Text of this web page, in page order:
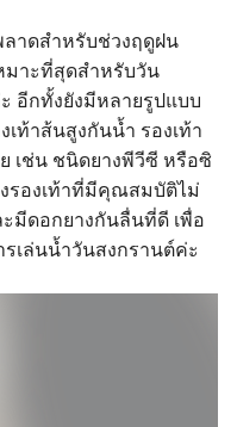
ลาดสำหรับช่วงฤดูฝน
มาะที่สุดสำหรับวัน
อีกทั้งยังมีหลายรูปแบบ
เท้าส้นสูงกันน้ำ รองเท้า
เช่น ชนิดยางพีวีซี หรือซิ
รองเท้าที่มีคุณสมบัติไม่
มีดอกยางกันลื่นที่ดี เพื่อ
เล่นน้ำวันสงกรานต์ค่ะ